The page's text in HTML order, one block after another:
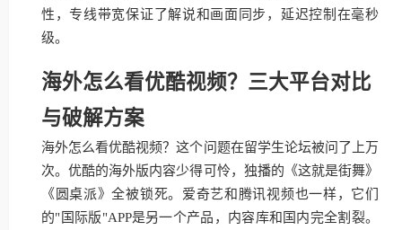
性，专线带宽保证了解说和画面同步，延迟控制在毫秒
级。
海外怎么看优酷视频？三大平台对比
与破解方案
海外怎么看优酷视频？这个问题在留学生论坛被问了上万
次。优酷的海外版内容少得可怜，独播的《这就是街舞》
《圆桌派》全被锁死。爱奇艺和腾讯视频也一样，它们
的"国际版"APP是另一个产品，内容库和国内完全割裂。